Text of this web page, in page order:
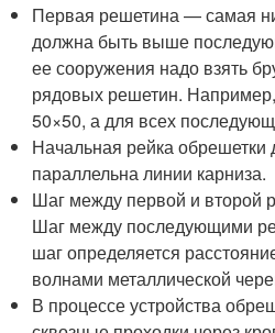
Первая решетина — самая
должна быть выше
ее сооружения надо взять
рядовых решетин.
50×50, а для всех
Начальная рейка обрешетки
параллельна линии карниза.
Шаг между первой и второй
Шаг между последующими
шаг определяется
волнами металлической
В процессе устройства